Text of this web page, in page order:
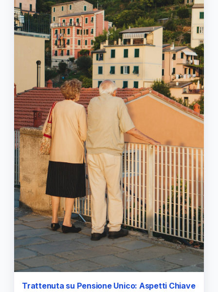
Trattenuta su Pensione Unico: Aspetti Chiave